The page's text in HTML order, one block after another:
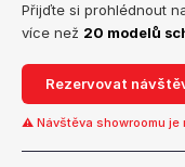
Přijďte si prohlédnout
více než 20 modelů
Rezervovat
⚠ Návštěva showroomu je